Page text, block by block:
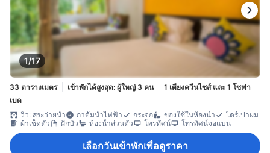
1/17
33 ตารางเมตร เข้าพักได้สูงสุด: ผู้ใหญ่ 3 คน
1 เตียงควีนไซส์ และ 1 โซฟา
เบด
วิว: สระว่ายน้ำ
กาต้มน้ำไฟฟ้า กระจก ของใช้ในห้องน้ำ
ไดร์เป่าผม
ผ้าเช็ดตัว
ฝักบัว ห้องน้ำส่วนตัว โทรทัศน์ โทรทัศน์จอแบน
เลือกวันเข้าพักเพื่อดูราคา